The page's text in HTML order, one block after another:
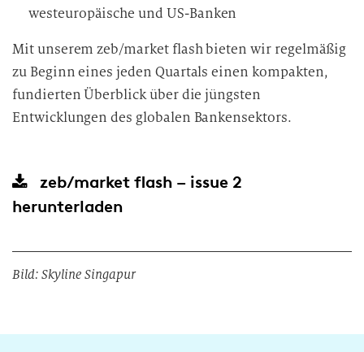
westeuropäische und US-Banken
Mit unserem zeb/market flash bieten wir regelmäßig
zu Beginn eines jeden Quartals einen kompakten,
fundierten Überblick über die jüngsten
Entwicklungen des globalen Bankensektors.
zeb/market flash – issue 2
herunterladen
Bild: Skyline Singapur